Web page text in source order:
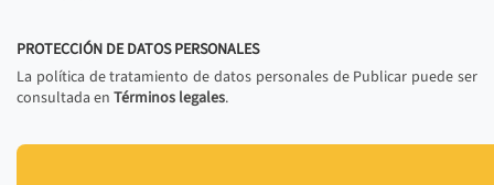
PROTECCIÓN DE DATOS PERSONALES
La política de tratamiento de datos personales de Publicar puede ser
consultada en Términos legales.